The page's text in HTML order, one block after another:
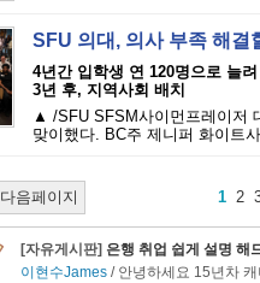
SFU 의대, 의사 부족 해
4년간 입학생 연 120명으로 늘려
3년 후, 지역사회 배치
▲ /SFU SFSM사이먼프레이저
맞이했다. BC주 제니퍼 화이트
다음페이지 1 2